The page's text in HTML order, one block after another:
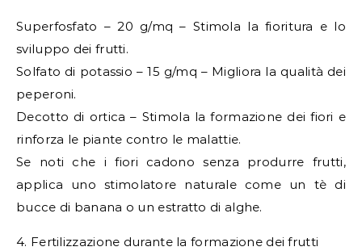
Superfosfato – 20 g/mq – Stimola la fioritura e lo
sviluppo dei frutti.
Solfato di potassio – 15 g/mq – Migliora la qualità dei
peperoni.
Decotto di ortica – Stimola la formazione dei fiori e
rinforza le piante contro le malattie.
Se noti che i fiori cadono senza produrre frutti,
applica uno stimolatore naturale come un tè di
bucce di banana o un estratto di alghe.
4. Fertilizzazione durante la formazione dei frutti